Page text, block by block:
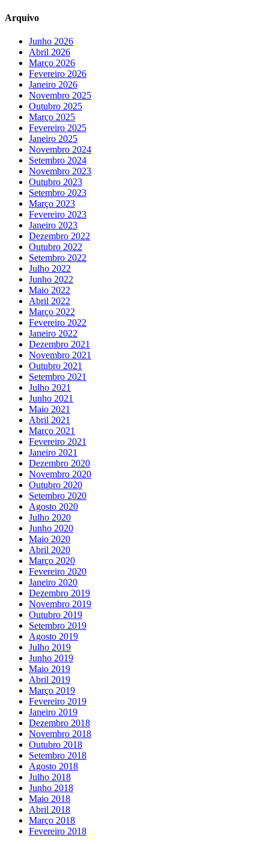
Arquivo
Junho 2026
Abril 2026
Março 2026
Fevereiro 2026
Janeiro 2026
Novembro 2025
Outubro 2025
Março 2025
Fevereiro 2025
Janeiro 2025
Novembro 2024
Setembro 2024
Novembro 2023
Outubro 2023
Setembro 2023
Março 2023
Fevereiro 2023
Janeiro 2023
Dezembro 2022
Outubro 2022
Setembro 2022
Julho 2022
Junho 2022
Maio 2022
Abril 2022
Março 2022
Fevereiro 2022
Janeiro 2022
Dezembro 2021
Novembro 2021
Outubro 2021
Setembro 2021
Julho 2021
Junho 2021
Maio 2021
Abril 2021
Março 2021
Fevereiro 2021
Janeiro 2021
Dezembro 2020
Novembro 2020
Outubro 2020
Setembro 2020
Agosto 2020
Julho 2020
Junho 2020
Maio 2020
Abril 2020
Março 2020
Fevereiro 2020
Janeiro 2020
Dezembro 2019
Novembro 2019
Outubro 2019
Setembro 2019
Agosto 2019
Julho 2019
Junho 2019
Maio 2019
Abril 2019
Março 2019
Fevereiro 2019
Janeiro 2019
Dezembro 2018
Novembro 2018
Outubro 2018
Setembro 2018
Agosto 2018
Julho 2018
Junho 2018
Maio 2018
Abril 2018
Março 2018
Fevereiro 2018